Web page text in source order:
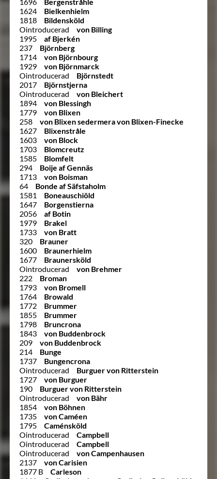
1624
Bielkenhielm
1818
Bildensköld
Ointroducerad
von Billing
1995
af Bjerkén
237
Björnberg
1714
von Björnbourg
1929
von Björnmarck
Ointroducerad
Björnstedt
2017
Björnstjerna
Ointroducerad
von Bleichert
1894
von Blessingh
1779
von Blixen
258
von Blixen sedermera von Blixen-Finecke
1627
Blixenstråle
1603
von Block
1703
Blomcreutz
1585
Blomfelt
294
Boije af Gennäs
1713
von Boisman
64
Bonde af Säfstaholm
1581
Boneauschiöld
1647
Borgenstierna
2056
af Botin
1979
Brakel
1733
von Bratt
320
Brauner
1600
Braunerhielm
1677
Braunersköld
Ointroducerad
von Brehmer
222
Broman
1793
von Bromell
1764
Browald
1772
Brummer
1855
Brummer
1798
Bruncrona
1843
von Buddenbrock
209
von Buddenbrock
214
Bunge
1737
Bungencrona
Ointroducerad
Burguer von Ritterstein
1727
von Burguer
190
Burguer von Ritterstein
Ointroducerad
von Bähr
1854
von Böhnen
1735
von Caméen
1795
Caménsköld
Ointroducerad
Campbell
Ointroducerad
Campbell
Ointroducerad
von Campenhausen
2137
von Carisien
1877 B
Carleson